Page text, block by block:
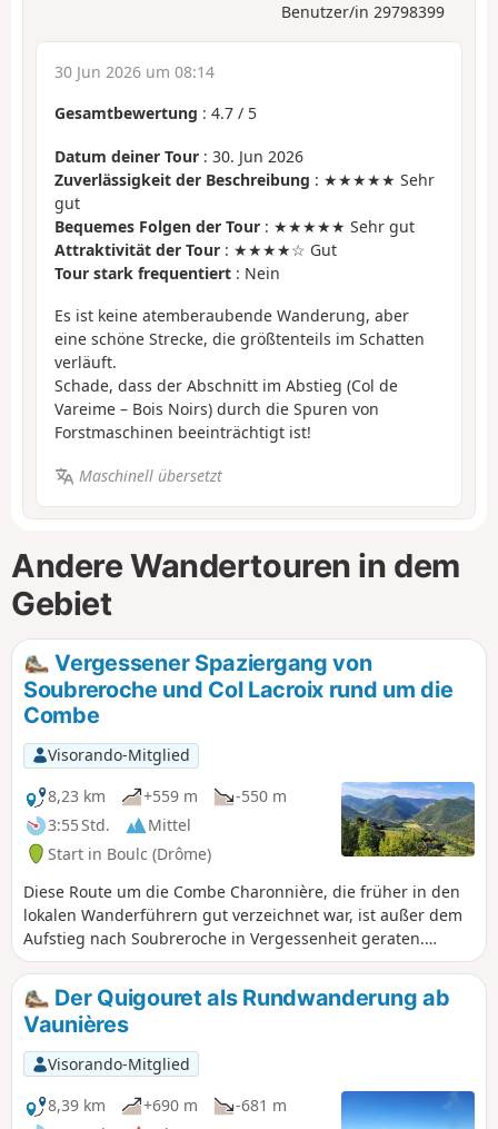
Benutzer/in 29798399
30 Jun 2026 um 08:14
Gesamtbewertung : 4.7 / 5
Datum deiner Tour : 30. Jun 2026
Zuverlässigkeit der Beschreibung : ★★★★★ Sehr
gut
Bequemes Folgen der Tour : ★★★★★ Sehr gut
Attraktivität der Tour : ★★★★☆ Gut
Tour stark frequentiert : Nein
Es ist keine atemberaubende Wanderung, aber
eine schöne Strecke, die größtenteils im Schatten
verläuft.
Schade, dass der Abschnitt im Abstieg (Col de
Vareime – Bois Noirs) durch die Spuren von
Forstmaschinen beeinträchtigt ist!
Maschinell übersetzt
Andere Wandertouren in dem
Gebiet
Vergessener Spaziergang von
Soubreroche und Col Lacroix rund um die
Combe
Visorando-Mitglied
8,23 km
+559 m
-550 m
3:55 Std.
Mittel
Start in Boulc (Drôme)
Diese Route um die Combe Charonnière, die früher in den
lokalen Wanderführern gut verzeichnet war, ist außer dem
Aufstieg nach Soubreroche in Vergessenheit geraten.
Dennoch hat diese Wanderung viele Reize: Sie bietet die
Gelegenheit, Landschaften in alle Richtungen zu entdecken,
alte Überreste von Schafställen und Terrassenkulturen zu
finden und einen schönen, teilweise tief eingeschnittenen
Waldtal zu entdecken. Obwohl es außer einer kurzen
Passage in einem mergeligen Bereich keine größeren
Schwierigkeiten gibt, empfehlen wir Wanderern dringend,
Der Quigouret als Rundwanderung ab
Vaunières
Visorando-Mitglied
8,39 km
+690 m
-681 m